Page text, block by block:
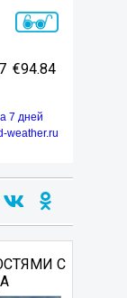
94.84
7 дней
weather.ru
С